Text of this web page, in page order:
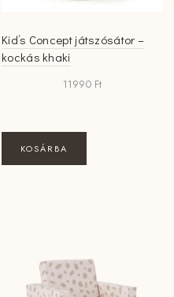
Ft.
Kid’s Concept játszósátor –
kockás khaki
11990 Ft
KOSÁRBA